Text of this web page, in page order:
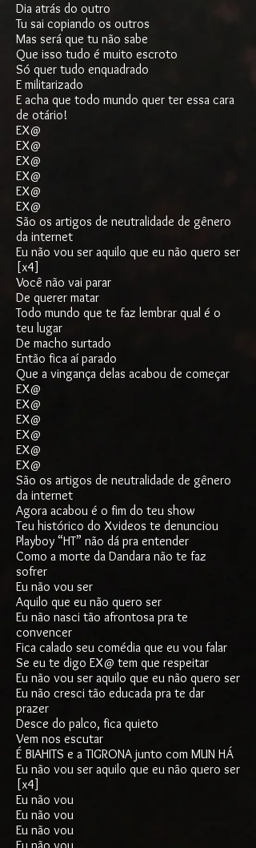
Dia atrás do outro
Tu sai copiando os outros
Mas será que tu não sabe
Que isso tudo é muito escroto
Só quer tudo enquadrado
E militarizado
E acha que todo mundo quer ter essa cara
de otário!
EX@
EX@
EX@
EX@
EX@
EX@
São os artigos de neutralidade de gênero
da internet
Eu não vou ser aquilo que eu não quero ser
[x4]
Você não vai parar
De querer matar
Todo mundo que te faz lembrar qual é o
teu lugar
De macho surtado
Então fica aí parado
Que a vingança delas acabou de começar
EX@
EX@
EX@
EX@
EX@
EX@
São os artigos de neutralidade de gênero
da internet
Agora acabou é o fim do teu show
Teu histórico do Xvideos te denunciou
Playboy “HT” não dá pra entender
Como a morte da Dandara não te faz
sofrer
Eu não vou ser
Aquilo que eu não quero ser
Eu não nasci tão afrontosa pra te
convencer
Fica calado seu comédia que eu vou falar
Se eu te digo EX@ tem que respeitar
Eu não vou ser aquilo que eu não quero ser
Eu não cresci tão educada pra te dar
prazer
Desce do palco, fica quieto
Vem nos escutar
É BIAHITS e a TIGRONA junto com MUN HÁ
Eu não vou ser aquilo que eu não quero ser
[x4]
Eu não vou
Eu não vou
Eu não vou